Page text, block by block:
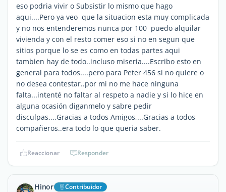
eso podria vivir o Subsistir lo mismo que hago
aqui....Pero ya veo que la situacion esta muy complicada
y no nos entenderemos nunca por 100  puedo alquilar
vivienda y con el resto comer eso si no en segun que
sitios porque lo se es como en todas partes aqui
tambien hay de todo..incluso miseria....Escribo esto en
general para todos....pero para Peter 456 si no quiere o
no desea contestar..por mi no me hace ninguna
falta...intenté no faltar al respeto a nadie y si lo hice en
alguna ocasión diganmelo y sabre pedir
disculpas....Gracias a todos Amigos,...Gracias a todos
compañeros..era todo lo que queria saber.
Reaccionar Responder
Hinor Contribuidor